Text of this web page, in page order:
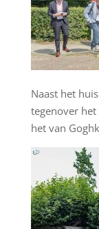
Naast het
tegenover
het van